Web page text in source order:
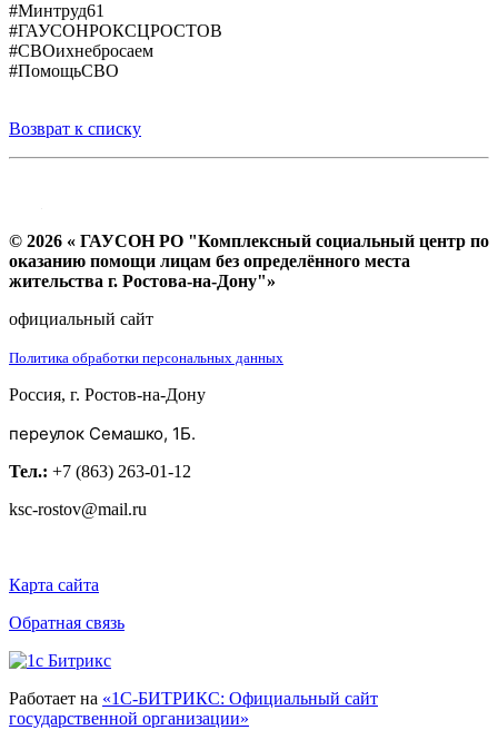
#Минтруд61
#ГАУСОНРОКСЦРОСТОВ
#СВОихнебросаем
#ПомощьСВО
Возврат к списку
© 2026 « ГАУСОН РО "Комплексный социальный центр по
оказанию помощи лицам без определённого места
жительства г. Ростова-на-Дону"»
официальный сайт
Политика обработки персональных данных
Россия, г. Ростов-на-Дону
переулок Семашко, 1Б.
Тел.: +7 (863) 263-01-12
ksc-rostov@mail.ru
Карта сайта
Обратная связь
Работает на «1С-БИТРИКС: Официальный сайт
государственной организации»